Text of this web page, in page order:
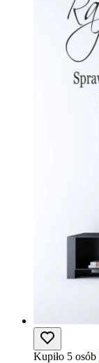
Kupiło 5 osób